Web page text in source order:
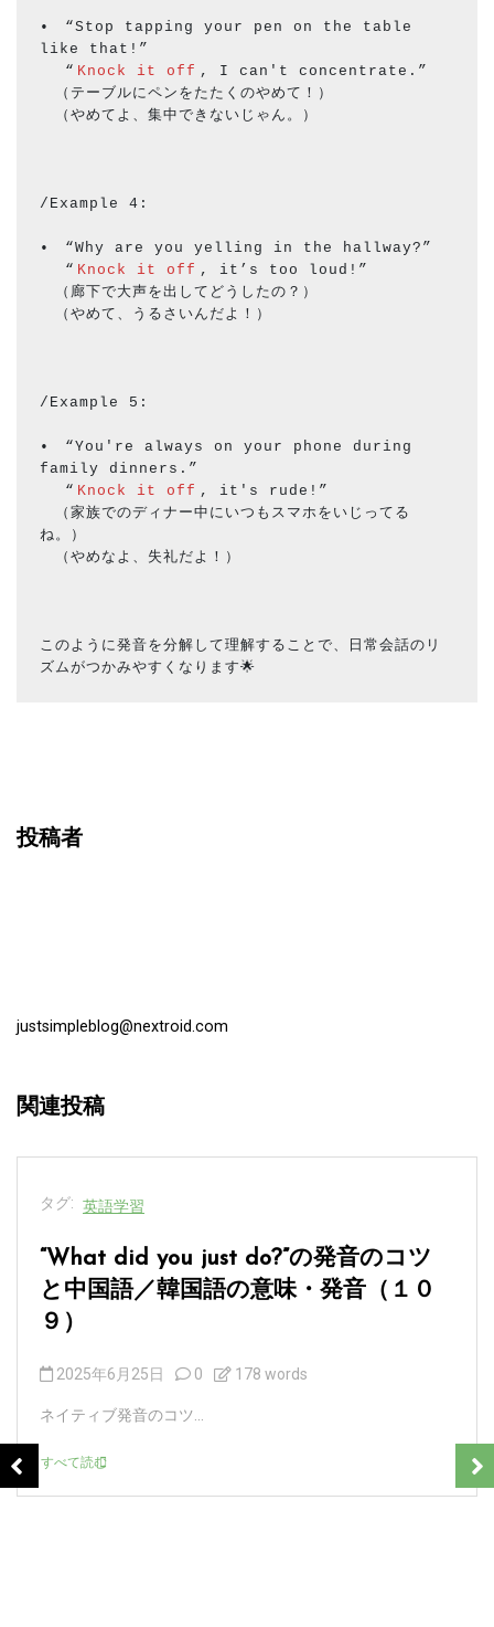
•　“Stop tapping your pen on the table
like that!”
“ Knock it off , I can't concentrate.”
（テーブルにペンをたたくのやめて！）
（やめてよ、集中できないじゃん。）
/Example 4:
•　“Why are you yelling in the hallway?”
“ Knock it off , it’s too loud!”
（廊下で大声を出してどうしたの？）
（やめて、うるさいんだよ！）
/Example 5:
•　“You're always on your phone during
family dinners.”
“ Knock it off , it's rude!”
（家族でのディナー中にいつもスマホをいじってる
ね。）
（やめなよ、失礼だよ！）
このように発音を分解して理解することで、日常会話のリ
ズムがつかみやすくなります🌟
投稿者
justsimpleblog@nextroid.com
関連投稿
タグ: 英語学習
“What’s your point.”の発音のコツと中
国語／韓国語の意味・発音（１０８）
ネイティブ発音のコツ...